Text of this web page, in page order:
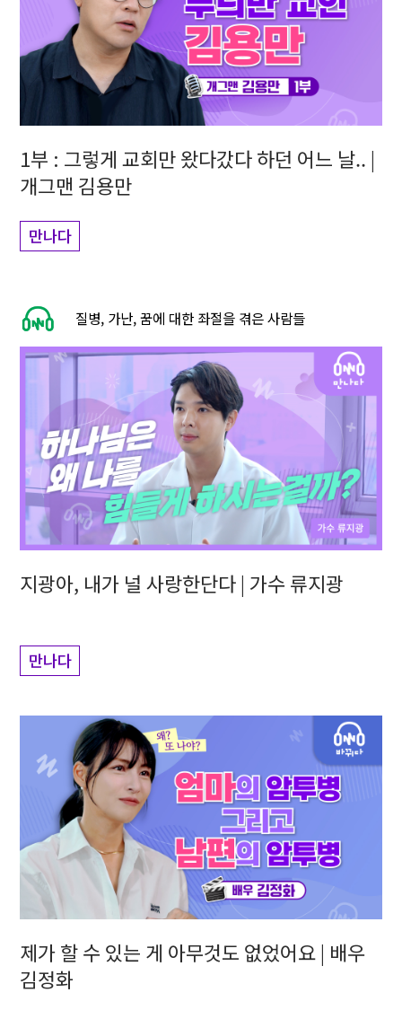
1부 : 그렇게 교회만 왔다갔다 하던 어느 날.. |
개그맨 김용만
만나다
질병, 가난, 꿈에 대한 좌절을 겪은 사람들
지광아, 내가 널 사랑한단다 | 가수 류지광
만나다
제가 할 수 있는 게 아무것도 없었어요 | 배우
김정화